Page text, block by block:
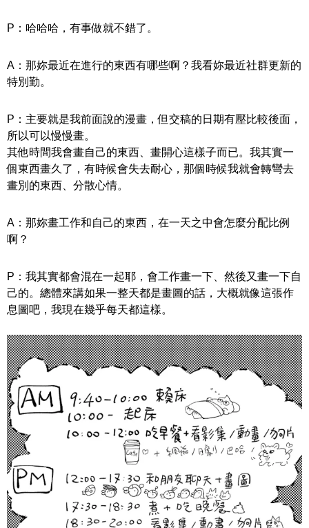
P：哈哈哈，有事做就不錯了。
A：那妳最近在進行的東西有哪些啊？我看妳最近社群更新的
特別勤。
P：主要就是我前面說的漫畫，但交稿的日期有壓比較後面，
所以可以慢慢畫。
其他時間我會畫自己的東西、畫開心這樣子而已。我其實一
個東西畫久了，有時候會失去耐心，那個時候我就會轉彎去
畫別的東西、分散心情。
A：那妳畫工作和自己的東西，在一天之中會怎麼分配比例
啊？
P：我其實都會混在一起耶，會工作畫一下、然後又畫一下自
己的。總體來講如果一整天都是畫圖的話，大概就像這張作
息圖吧，我現在幾乎每天都這樣。